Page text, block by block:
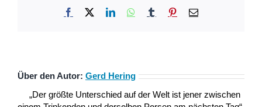
Facebook LinkedInWhatsApp
Tumblr Pinterest
E-
Über den Autor: Gerd Hering
„Der größte Unterschied auf der Welt ist jener zwischen